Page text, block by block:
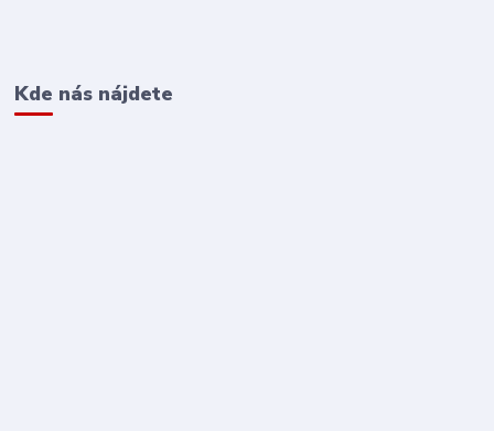
Kde nás nájdete